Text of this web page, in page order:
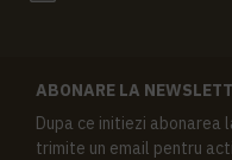
ABONARE LA
Dupa ce initiezi
trimite un email pentru